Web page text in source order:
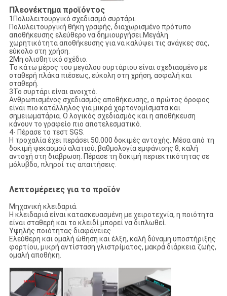
Πλεονέκτημα προϊόντος
1Πολυλειτουργικό σχεδιασμό συρτάρι.
Πολυλειτουργική θήκη γραφής, διαχωρισμένο πρότυπο
αποθήκευσης ελεύθερο να δημιουργήσει.Μεγάλη
χωρητικότητα αποθήκευσης για να καλύψει τις ανάγκες σας,
εύκολο στη χρήση.
2Μη ολισθητικό σχέδιο.
Το κάτω μέρος του μεγάλου συρτάριου είναι σχεδιασμένο με
σταθερή πλάκα πιέσεως, εύκολη στη χρήση, ασφαλή και
σταθερή.
3Το συρτάρι είναι ανοιχτό.
Ανθρωπισμένος σχεδιασμός αποθήκευσης, ο πρώτος όροφος
είναι πιο κατάλληλος για μικρά χαρτονομίσματα και
σημειωματάρια. Ο λογικός σχεδιασμός και η αποθήκευση
κάνουν το γραφείο πιο αποτελεσματικό.
4- Πέρασε το τεστ SGS.
Η τροχαλία έχει περάσει 50.000 δοκιμές αντοχής. Μέσα από τη
δοκιμή ψεκασμού αλατιού, βαθμολογία εμφάνισης 8, καλή
αντοχή στη διάβρωση. Πέρασε τη δοκιμή περιεκτικότητας σε
μόλυβδο, πληροί τις απαιτήσεις.
Λεπτομέρειες για το προϊόν
Μηχανική κλειδαριά.
Η κλειδαριά είναι κατασκευασμένη με χειροτεχνία, η ποιότητα
είναι σταθερή και το κλειδί μπορεί να διπλωθεί.
Υψηλής ποιότητας διαφάνειες
Ελεύθερη και ομαλή ώθηση και έλξη, καλή δύναμη υποστήριξης
φορτίου, μικρή αντίσταση γλιστρίματος, μακρά διάρκεια ζωής,
ομαλή αποθήκη.